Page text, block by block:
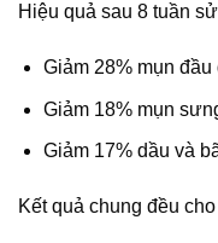
Hiệu quả sau 8 tuần
Giảm 28% mụn
Giảm 18% mụn
Giảm 17% dầu và
Kết quả chung đều